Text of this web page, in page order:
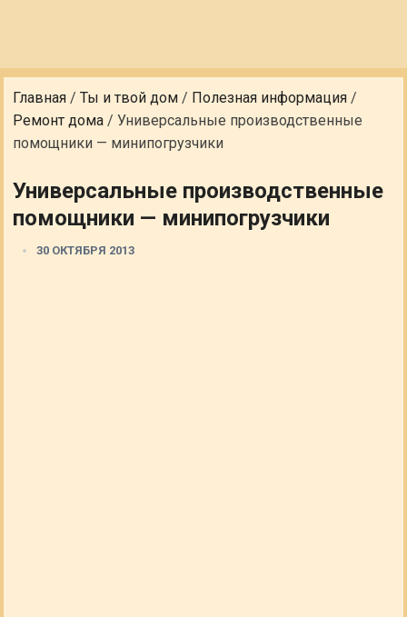
Главная /Ты и твой дом / Полезная информация /
Ремонт дома /Универсальные производственные
помощники — минипогрузчики
Универсальные производственные
помощники — минипогрузчики
30 ОКТЯБРЯ 2013